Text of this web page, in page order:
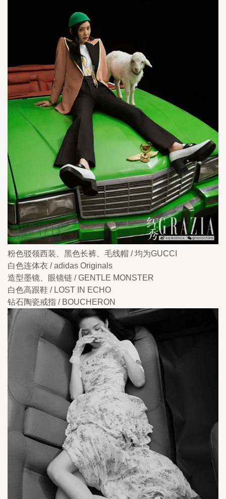
粉色驳领西装、黑色长裤、毛线帽 / 均为GUCCI
白色连体衣 / adidas Originals
造型墨镜、眼镜链 / GENTLE MONSTER
白色高跟鞋 / LOST IN ECHO
钻石陶瓷戒指 / BOUCHERON